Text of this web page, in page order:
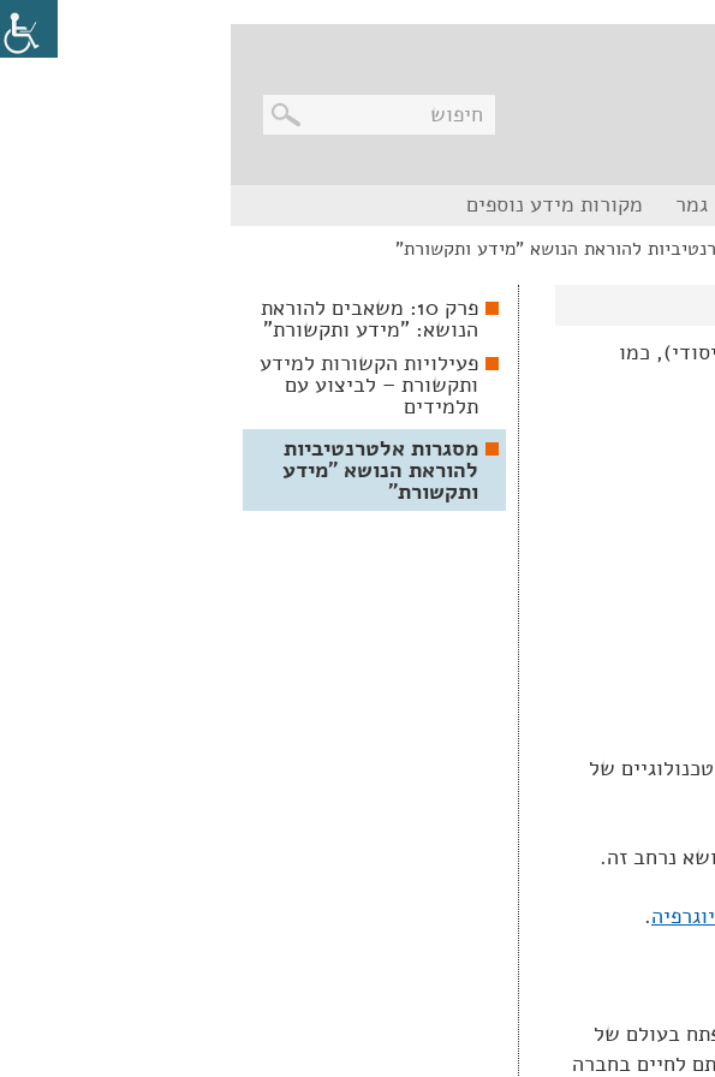
גמר מקורות מידע נוספים
להוראת הנושא "מידע ותקשורת"
כמו
של
נרחב זה.
.
בעולם של
לחיים בחברה
פרק 10: משאבים להוראת
הנושא: "מידע ותקשורת"
פעילויות הקשורות למידע
ותקשורת – לביצוע עם
תלמידים
מסגרות אלטרנטיביות
להוראת הנושא "מידע
ותקשורת"